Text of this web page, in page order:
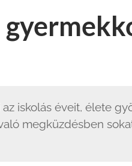
iskolás éveit, élete
megküzdésben